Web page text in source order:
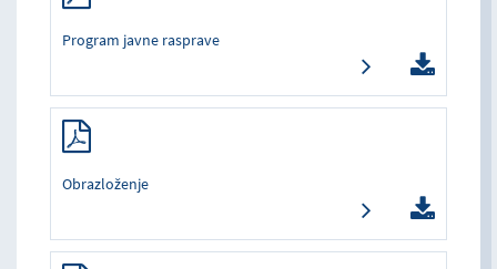
Program javne rasprave
Obrazloženje